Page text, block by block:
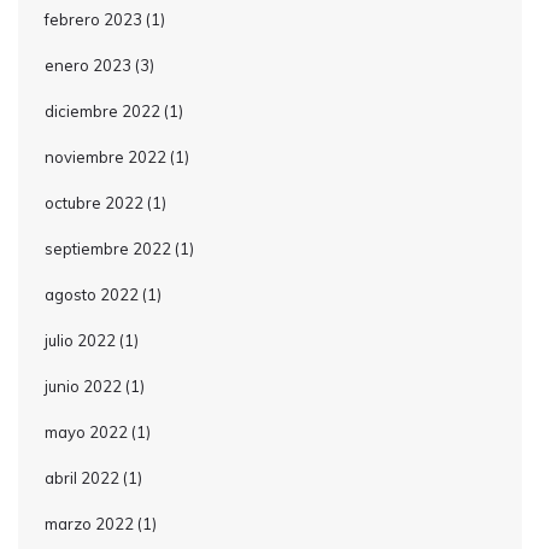
febrero 2023 (1)
enero 2023 (3)
diciembre 2022 (1)
noviembre 2022 (1)
octubre 2022 (1)
septiembre 2022 (1)
agosto 2022 (1)
julio 2022 (1)
junio 2022 (1)
mayo 2022 (1)
abril 2022 (1)
marzo 2022 (1)